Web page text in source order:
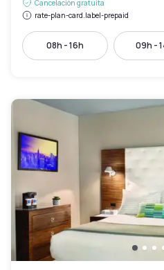
Cancelación gratuita
rate-plan-card.label-prepaid
08h - 16h 09h -